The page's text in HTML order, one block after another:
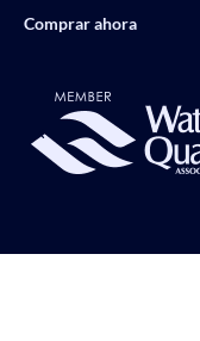
Comprar ahora